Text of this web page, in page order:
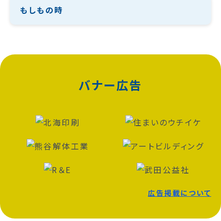
もしもの時
バナー広告
広告掲載について